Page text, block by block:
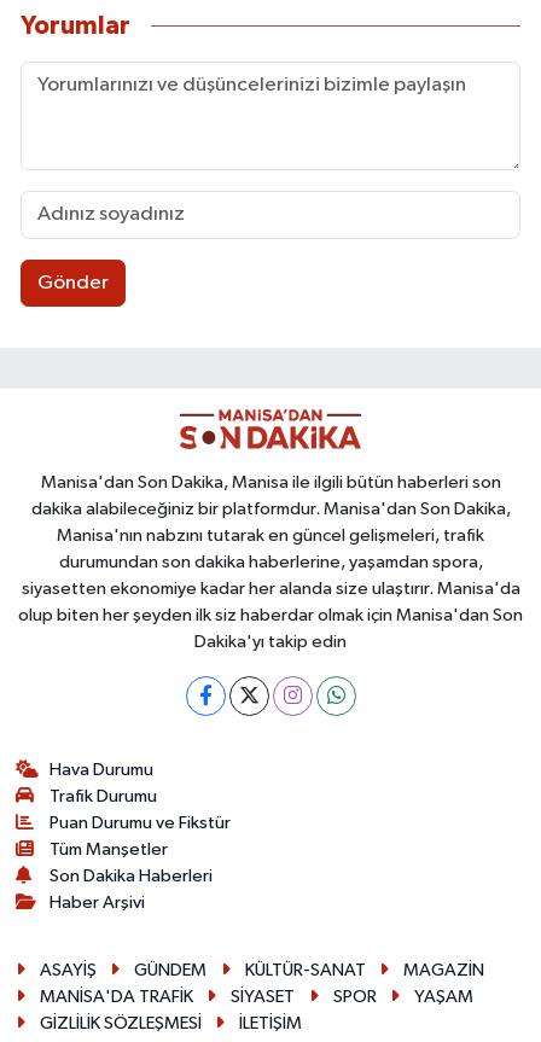
Yorumlar
Gönder
Manisa'dan Son Dakika, Manisa ile ilgili bütün haberleri son
dakika alabileceğiniz bir platformdur. Manisa'dan Son Dakika,
Manisa'nın nabzını tutarak en güncel gelişmeleri, trafik
durumundan son dakika haberlerine, yaşamdan spora,
siyasetten ekonomiye kadar her alanda size ulaştırır. Manisa'da
olup biten her şeyden ilk siz haberdar olmak için Manisa'dan Son
Dakika'yı takip edin
Hava Durumu
Trafik Durumu
Puan Durumu ve Fikstür
Tüm Manşetler
Son Dakika Haberleri
Haber Arşivi
ASAYİŞ GÜNDEM KÜLTÜR-SANAT
MAGAZİN
MANİSA'DA TRAFİK
SİYASET SPOR
YAŞAM
GİZLİLİK SÖZLEŞMESİ
İLETİŞİM